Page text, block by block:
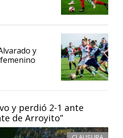
y perdió 2-1 ante
de Arroyito”
y